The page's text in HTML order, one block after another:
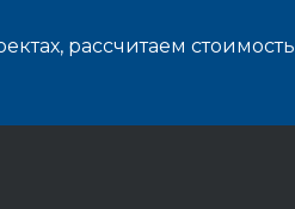
рассчитаем стоимость